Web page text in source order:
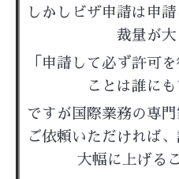
しかしビザ申請は申
裁量が大
「申請して必ず許可
ことは誰にも
ですが国際業務の専
ご依頼いただければ
大幅に上げる